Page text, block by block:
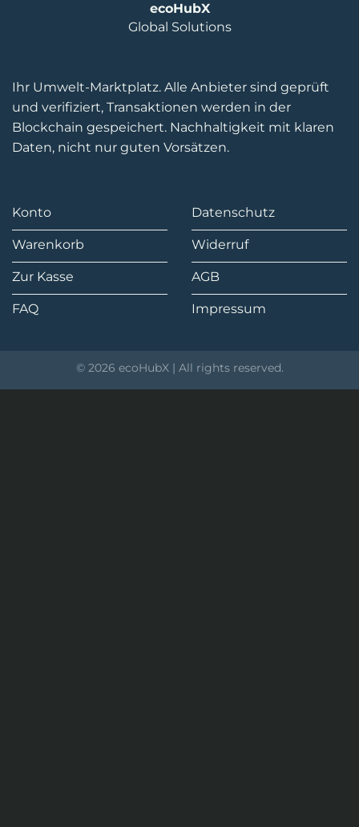
Ihr Umwelt-Marktplatz. Alle Anbieter sind geprüft
und verifiziert, Transaktionen werden in der
Blockchain gespeichert. Nachhaltigkeit mit klaren
Daten, nicht nur guten Vorsätzen.
Konto
Warenkorb
Zur Kasse
FAQ
Datenschutz
Widerruf
AGB
Impressum
ecoHubX
Global Solutions
© 2026 ecoHubX | All rights reserved.